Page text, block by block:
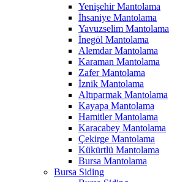
Yenişehir Mantolama
İhsaniye Mantolama
Yavuzselim Mantolama
İnegöl Mantolama
Alemdar Mantolama
Karaman Mantolama
Zafer Mantolama
İznik Mantolama
Altıparmak Mantolama
Kayapa Mantolama
Hamitler Mantolama
Karacabey Mantolama
Çekirge Mantolama
Kükürtlü Mantolama
Bursa Mantolama
Bursa Siding